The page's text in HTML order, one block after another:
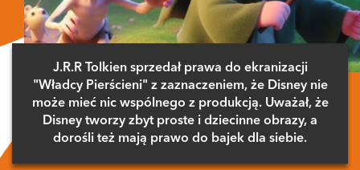
J.R.R Tolkien sprzedał prawa do ekranizacji
"Władcy Pierścieni" z zaznaczeniem, że Disney nie
może mieć nic wspólnego z produkcją. Uważał, że
Disney tworzy zbyt proste i dziecinne obrazy, a
dorośli też mają prawo do bajek dla siebie.